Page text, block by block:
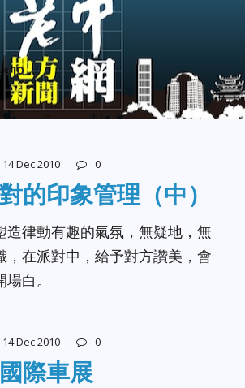
14 Dec 2010 0
的印象管理（中）
造律動有趣的氣氛，無疑地，無
，在派對中，給予對方讚美，會
白。
14 Dec 2010 0
際車展